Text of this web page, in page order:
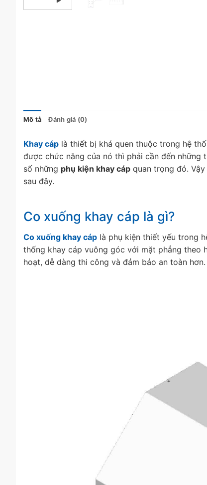
Mô tả Đánh giá (0)
Khay cáp là thiết bị khá quen thuộc trong hệ
được chức năng của nó thì phải cần đến
số những phụ kiện khay cáp quan trọng đó.
sau đây.
Co xuống khay cáp là gì?
Co xuống khay cáp là phụ kiện thiết yếu trong
thống khay cáp vuông góc với mặt phẳng theo
hoạt, dễ dàng thi công và đảm bảo an toàn hơn.